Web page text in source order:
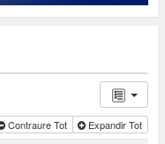
Contraure Tot Expandir Tot